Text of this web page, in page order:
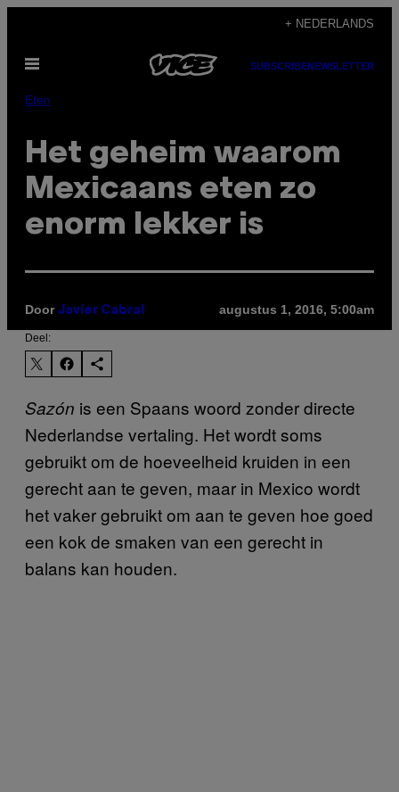
de
inhoud
+ NEDERLANDS
Open
SUBSCRIBENEWSLETTER
Eten
Het geheim waarom
Mexicaans eten zo
enorm lekker is
Door Javier Cabral augustus 1, 2016, 5:00am
Deel:
Sazón is een Spaans woord zonder directe
Nederlandse vertaling. Het wordt soms
gebruikt om de hoeveelheid kruiden in een
gerecht aan te geven, maar in Mexico wordt
het vaker gebruikt om aan te geven hoe goed
een kok de smaken van een gerecht in
balans kan houden.